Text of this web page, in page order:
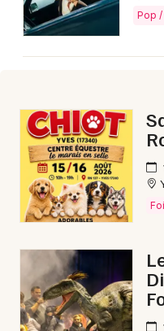
Cette semaine en
Newsletter des
Artistes en tournée
Actus en Charente
Pop